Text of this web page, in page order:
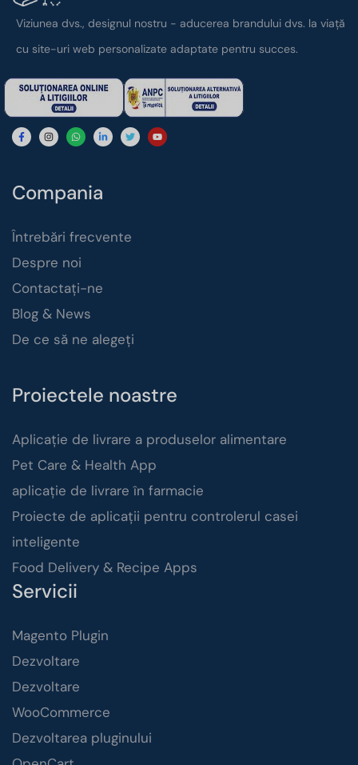
Viziunea dvs., designul nostru - aducerea brandului dvs. la viață
cu site-uri web personalizate adaptate pentru succes.
Compania
Întrebări frecvente
Despre noi
Contactați-ne
Blog & News
De ce să ne alegeți
Proiectele noastre
Aplicație de livrare a produselor alimentare
Pet Care & Health App
aplicație de livrare în farmacie
Proiecte de aplicații pentru controlerul casei
inteligente
Food Delivery & Recipe Apps
Servicii
Magento Plugin
Dezvoltare
Dezvoltare
WooCommerce
Dezvoltarea pluginului